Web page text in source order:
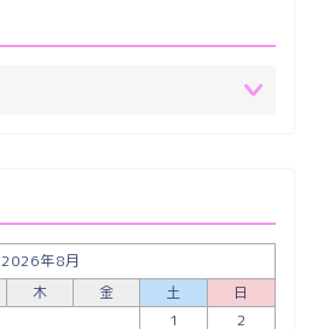
2026年8月
木 金 土
日
1
2